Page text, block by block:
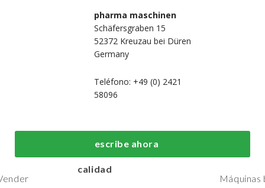
pharma maschinen
Schäfersgraben 15
52372 Kreuzau bei Düren
Germany
Teléfono: +49 (0) 2421
58096
escribe ahora
fabricación y
procesos de primera
calidad
embalaje de